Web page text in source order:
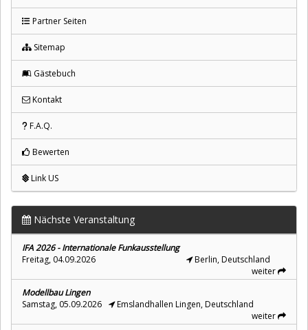
Partner Seiten
Sitemap
Gästebuch
Kontakt
F.A.Q.
Bewerten
Link US
Nächste Veranstaltung
IFA 2026 - Internationale Funkausstellung
Freitag, 04.09.2026
Berlin, Deutschland
weiter
Modellbau Lingen
Samstag, 05.09.2026
Emslandhallen Lingen, Deutschland
weiter